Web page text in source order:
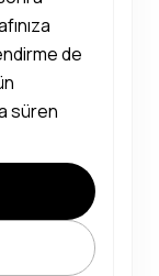
de
süren